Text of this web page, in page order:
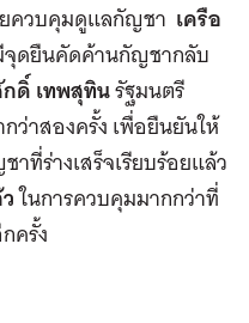
ยควบคุมดูแลกัญชา เครือ
จุดยืนคัดค้านกัญชากลับ
ดิ์ เทพสุทินรัฐมนตรี
ว่าสองครั้ง เพื่อยืนยันให้
ที่ร่างเสร็จเรียบร้อยแล้ว
ในการควบคุมมากกว่าที่
ครั้ง